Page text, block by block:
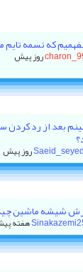
که تسمه
بعد از رد
شیشه ماشین